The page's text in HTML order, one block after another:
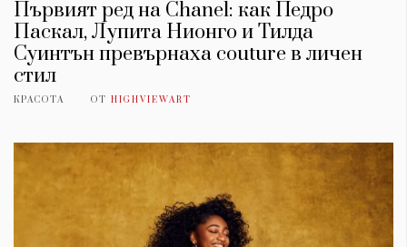
Първият ред на Chanel: как Педро
Паскал, Лупита Нионго и Тилда
Суинтън превърнаха couture в личен
стил
КРАСОТА ОТ HIGHVIEWART